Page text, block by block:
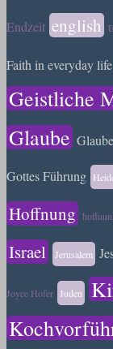
Endzeit english
Faith in everyday life
Geistliche
Glaube
Gottes Führung
Hoffnung
Israel
Jerusalem
Joyce Hofer Juden